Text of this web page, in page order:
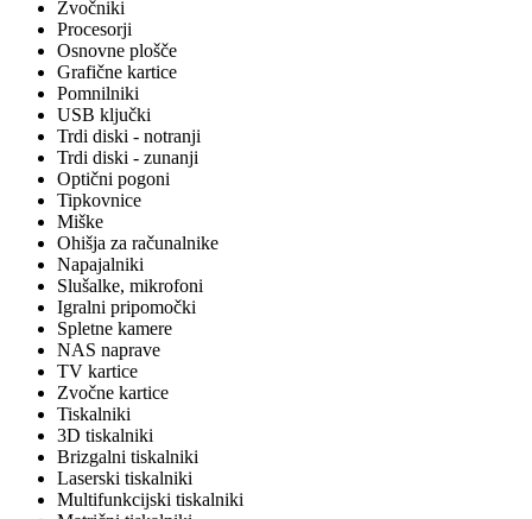
Zvočniki
Procesorji
Osnovne plošče
Grafične kartice
Pomnilniki
USB ključki
Trdi diski - notranji
Trdi diski - zunanji
Optični pogoni
Tipkovnice
Miške
Ohišja za računalnike
Napajalniki
Slušalke, mikrofoni
Igralni pripomočki
Spletne kamere
NAS naprave
TV kartice
Zvočne kartice
Tiskalniki
3D tiskalniki
Brizgalni tiskalniki
Laserski tiskalniki
Multifunkcijski tiskalniki